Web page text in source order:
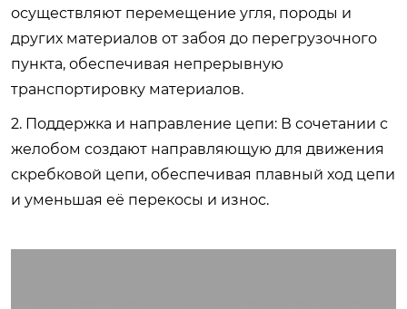
осуществляют перемещение угля, породы и
других материалов от забоя до перегрузочного
пункта, обеспечивая непрерывную
транспортировку материалов.
2. Поддержка и направление цепи: В сочетании с
желобом создают направляющую для движения
скребковой цепи, обеспечивая плавный ход цепи
и уменьшая её перекосы и износ.